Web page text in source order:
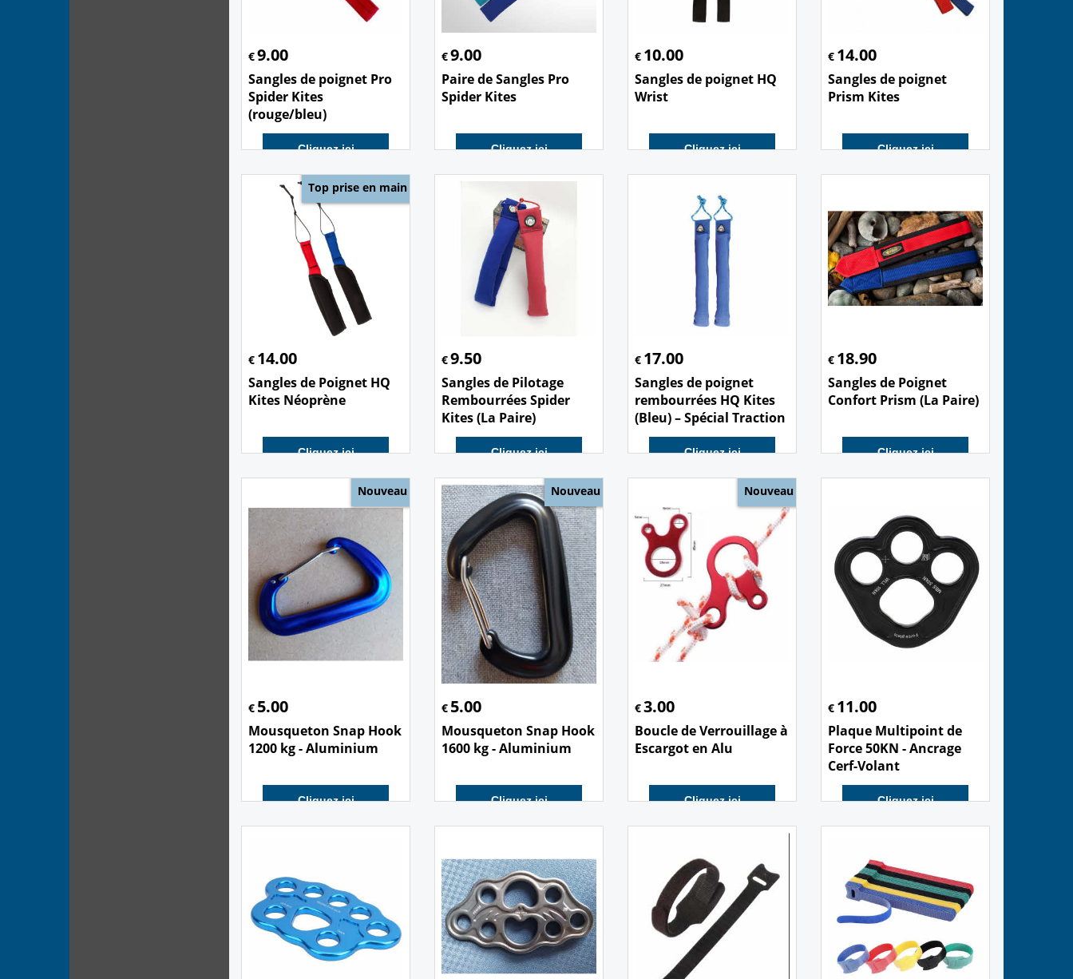
€9.00
Sangles de poignet Pro
Spider Kites
(rouge/bleu)
Cliquez ici
€9.00
Paire de Sangles Pro
Spider Kites
Cliquez ici
€ 10.00
Sangles de poignet HQ
Wrist
Cliquez ici
€ 14.00
Sangles de poignet
Prism Kites
Cliquez ici
Top prise en main
€ 14.00
Sangles de Poignet HQ
Kites Néoprène
Cliquez ici
€9.50
Sangles de Pilotage
Rembourrées Spider
Kites (La Paire)
Cliquez ici
€ 17.00
Sangles de poignet
rembourrées HQ Kites
(Bleu) – Spécial Traction
Cliquez ici
€ 18.90
Sangles de Poignet
Confort Prism (La Paire)
Cliquez ici
Nouveau
€ 5.00
Mousqueton Snap Hook
1200 kg - Aluminium
Cliquez ici
Nouveau
€ 5.00
Mousqueton Snap Hook
1600 kg - Aluminium
Cliquez ici
Nouveau
€3.00
Boucle de Verrouillage à
Escargot en Alu
Cliquez ici
€ 11.00
Plaque Multipoint de
Force 50KN - Ancrage
Cerf-Volant
Cliquez ici